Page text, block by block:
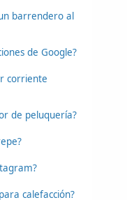
barrendero al
de Google?
corriente
de peluquería?
calefacción?